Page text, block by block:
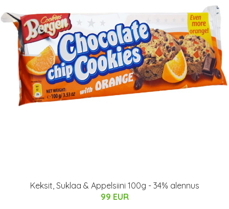
Keksit, Suklaa & Appelsiini 100g - 34% alennus
99 EUR